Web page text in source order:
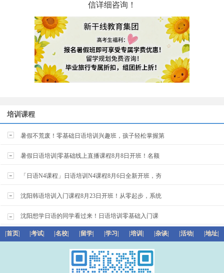
信详细咨询！
培训课程
暑假不荒废！零基础日语培训兴趣班，孩子轻松掌握第
暑假日语培训|零基础线上直播课程8月8日开班！名额
「日语N4课程」日语培训N4课程8月6日全新开班，夯
沈阳韩语培训入门课程8月23日开班！从零起步，系统
沈阳想学日语的同学看过来！日语培训零基础入门课
|首页| |考试| |名校| |留学| |学习| |培训| |杂谈| |活动| |地址|